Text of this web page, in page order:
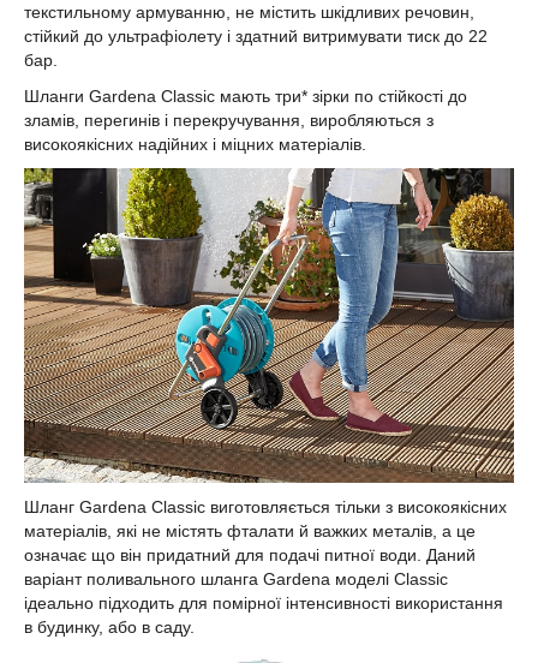
текстильному армуванню, не містить шкідливих речовин,
стійкий до ультрафіолету і здатний витримувати тиск до 22
бар.
Шланги Gardena Classic мають три* зірки по стійкості до
зламів, перегинів і перекручування, виробляються з
високоякісних надійних і міцних матеріалів.
Шланг Gardena Classic виготовляється тільки з високоякісних
матеріалів, які не містять фталати й важких металів, а це
означає що він придатний для подачі питної води. Даний
варіант поливального шланга Gardena моделі Classic
ідеально підходить для помірної інтенсивності використання
в будинку, або в саду.